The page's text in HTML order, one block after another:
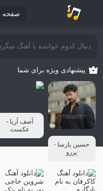
صفحه
پیشنهادی ویژه برای شما
حسین پارسا -
پررو
آصف آریا -
عکست